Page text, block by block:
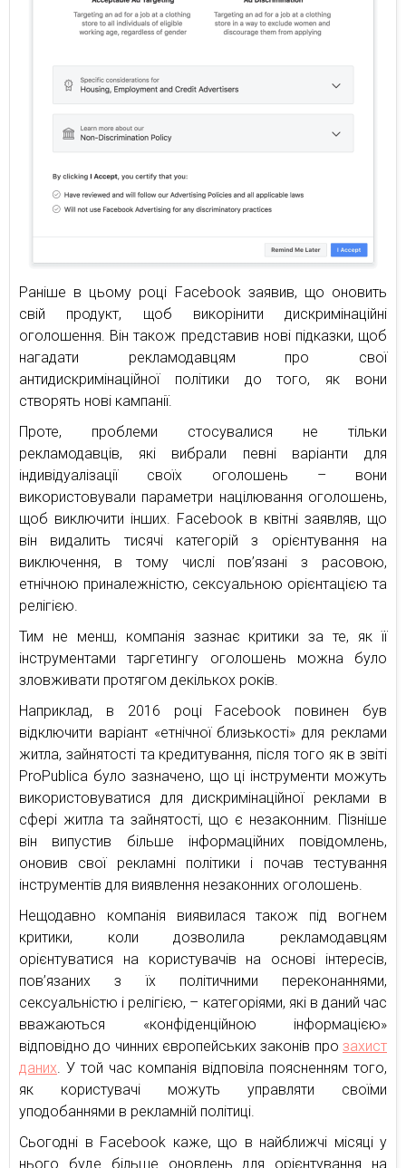
Раніше в цьому році Facebook заявив, що оновить
свій продукт, щоб викорінити дискримінаційні
оголошення. Він також представив нові підказки, щоб
нагадати рекламодавцям про свої
антидискримінаційної політики до того, як вони
створять нові кампанії.
Проте, проблеми стосувалися не тільки
рекламодавців, які вибрали певні варіанти для
індивідуалізації своїх оголошень – вони
використовували параметри націлювання оголошень,
щоб виключити інших. Facebook в квітні заявляв, що
він видалить тисячі категорій з орієнтування на
виключення, в тому числі пов’язані з расовою,
етнічною приналежністю, сексуальною орієнтацією та
релігією.
Тим не менш, компанія зазнає критики за те, як її
інструментами таргетингу оголошень можна було
зловживати протягом декількох років.
Наприклад, в 2016 році Facebook повинен був
відключити варіант «етнічної близькості» для реклами
житла, зайнятості та кредитування, після того як в звіті
ProPublica було зазначено, що ці інструменти можуть
використовуватися для дискримінаційної реклами в
сфері житла та зайнятості, що є незаконним. Пізніше
він випустив більше інформаційних повідомлень,
оновив свої рекламні політики і почав тестування
інструментів для виявлення незаконних оголошень.
Нещодавно компанія виявилася також під вогнем
критики, коли дозволила рекламодавцям
орієнтуватися на користувачів на основі інтересів,
пов’язаних з їх політичними переконаннями,
сексуальністю і релігією, – категоріями, які в даний час
вважаються «конфіденційною інформацією»
відповідно до чинних європейських законів про захист
даних. У той час компанія відповіла поясненням того,
як користувачі можуть управляти своїми
уподобаннями в рекламній політиці.
Сьогодні в Facebook каже, що в найближчі місяці у
нього буде більше оновлень для орієнтування на